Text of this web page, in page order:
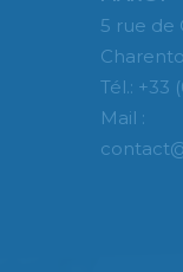
5 rue de
Tél.: +33
Mail :